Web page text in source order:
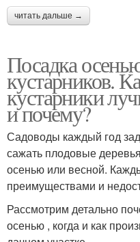
читать дальше →
Посадка
кустарников.
кустарники
и почему?
Садоводы каждый год
сажать плодовые
осенью или весной.
преимуществами и
Рассмотрим детально
осенью , когда и как